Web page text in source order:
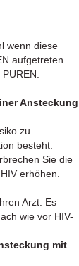
wenn diese
aufgetreten
Ansteckung
zu
besteht.
Sie die
erhöhen.
Arzt. Es
wie vor HIV-
mit